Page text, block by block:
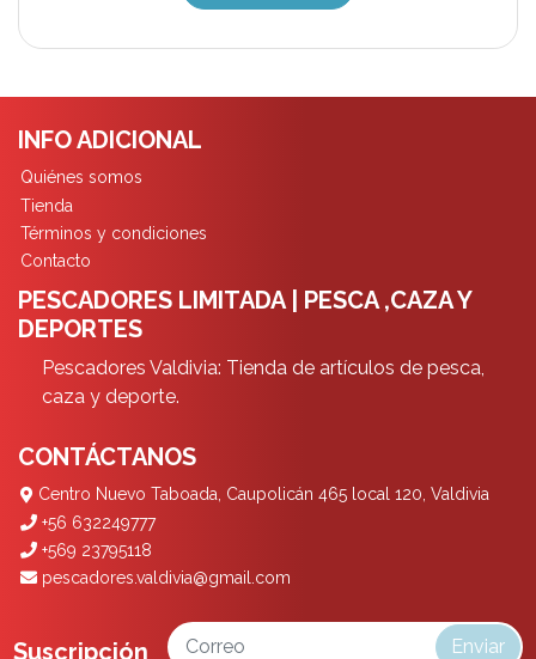
INFO ADICIONAL
Quiénes somos
Tienda
Términos y condiciones
Contacto
PESCADORES LIMITADA | PESCA ,CAZA Y
DEPORTES
Pescadores Valdivia: Tienda de artículos de pesca,
caza y deporte.
CONTÁCTANOS
Centro Nuevo Taboada, Caupolicán 465 local 120, Valdivia
+56 632249777
+569 23795118
pescadores.valdivia@gmail.com
Suscripción Enviar